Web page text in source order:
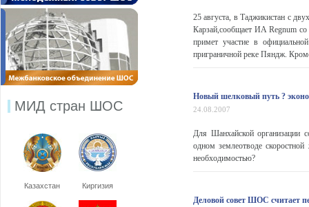
МИД стран ШОС
Казахстан Киргизия
25 августа, в Таджикистан с
Карзай,сообщает ИА Regnum
примет участие в
приграничной реке Пяндж.
Новый шелковый путь ?
24.08.2007
Для Шанхайской организации
одном землеотводе
необходимостью?
Деловой совет ШОС считает